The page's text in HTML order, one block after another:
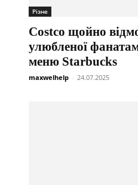
Різне
Costco щойно
улюбленої
меню Starbucks
maxwelhelp - 24.07.2025